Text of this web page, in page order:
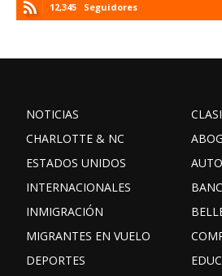
12,345 Seguidores
NOTICIAS
CHARLOTTE & NC
ESTADOS UNIDOS
INTERNACIONALES
INMIGRACIÓN
MIGRANTES EN VUELO
DEPORTES